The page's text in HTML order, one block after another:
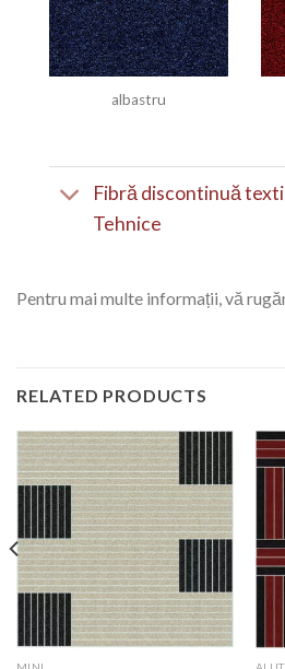
albastru
Fibră discontinuă
Tehnice
Pentru mai multe informații, vă
RELATED PRODUCTS